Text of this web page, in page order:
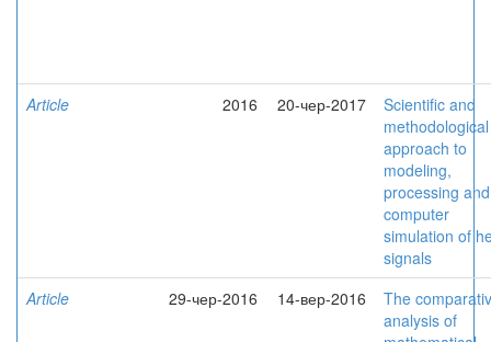
Article 2016 20-чер-2017
Scientific and
methodological
approach to
modeling,
processing and
computer
simulation of
signals
Article
29-чер-2016 14-вер-2016
The
analysis of